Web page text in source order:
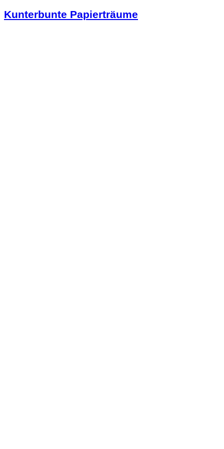
Kunterbunte Papierträume